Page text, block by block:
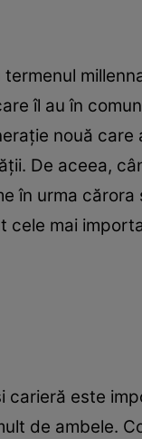
îl au în
nouă
De aceea,
în urma
cele mai
carieră este
de ambele.